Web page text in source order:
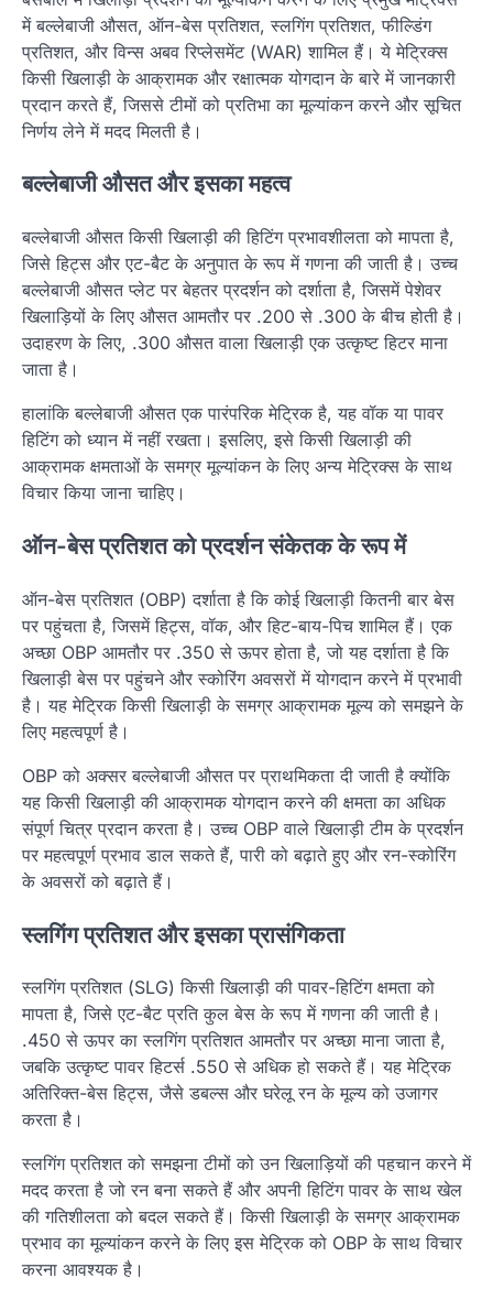
में बल्लेबाजी औसत, ऑन-बेस प्रतिशत, स्लगिंग प्रतिशत, फील्डिंग
प्रतिशत, और विन्स अबव रिप्लेसमेंट (WAR) शामिल हैं। ये मेट्रिक्स
किसी खिलाड़ी के आक्रामक और रक्षात्मक योगदान के बारे में जानकारी
प्रदान करते हैं, जिससे टीमों को प्रतिभा का मूल्यांकन करने और सूचित
निर्णय लेने में मदद मिलती है।
बल्लेबाजी औसत और इसका महत्व
बल्लेबाजी औसत किसी खिलाड़ी की हिटिंग प्रभावशीलता को मापता है,
जिसे हिट्स और एट-बैट के अनुपात के रूप में गणना की जाती है। उच्च
बल्लेबाजी औसत प्लेट पर बेहतर प्रदर्शन को दर्शाता है, जिसमें पेशेवर
खिलाड़ियों के लिए औसत आमतौर पर .200 से .300 के बीच होती है।
उदाहरण के लिए, .300 औसत वाला खिलाड़ी एक उत्कृष्ट हिटर माना
जाता है।
हालांकि बल्लेबाजी औसत एक पारंपरिक मेट्रिक है, यह वॉक या पावर
हिटिंग को ध्यान में नहीं रखता। इसलिए, इसे किसी खिलाड़ी की
आक्रामक क्षमताओं के समग्र मूल्यांकन के लिए अन्य मेट्रिक्स के साथ
विचार किया जाना चाहिए।
ऑन-बेस प्रतिशत को प्रदर्शन संकेतक के रूप में
ऑन-बेस प्रतिशत (OBP) दर्शाता है कि कोई खिलाड़ी कितनी बार बेस
पर पहुंचता है, जिसमें हिट्स, वॉक, और हिट-बाय-पिच शामिल हैं। एक
अच्छा OBP आमतौर पर .350 से ऊपर होता है, जो यह दर्शाता है कि
खिलाड़ी बेस पर पहुंचने और स्कोरिंग अवसरों में योगदान करने में प्रभावी
है। यह मेट्रिक किसी खिलाड़ी के समग्र आक्रामक मूल्य को समझने के
लिए महत्वपूर्ण है।
OBP को अक्सर बल्लेबाजी औसत पर प्राथमिकता दी जाती है क्योंकि
यह किसी खिलाड़ी की आक्रामक योगदान करने की क्षमता का अधिक
संपूर्ण चित्र प्रदान करता है। उच्च OBP वाले खिलाड़ी टीम के प्रदर्शन
पर महत्वपूर्ण प्रभाव डाल सकते हैं, पारी को बढ़ाते हुए और रन-स्कोरिंग
के अवसरों को बढ़ाते हैं।
स्लगिंग प्रतिशत और इसका प्रासंगिकता
स्लगिंग प्रतिशत (SLG) किसी खिलाड़ी की पावर-हिटिंग क्षमता को
मापता है, जिसे एट-बैट प्रति कुल बेस के रूप में गणना की जाती है।
.450 से ऊपर का स्लगिंग प्रतिशत आमतौर पर अच्छा माना जाता है,
जबकि उत्कृष्ट पावर हिटर्स .550 से अधिक हो सकते हैं। यह मेट्रिक
अतिरिक्त-बेस हिट्स, जैसे डबल्स और घरेलू रन के मूल्य को उजागर
करता है।
स्लगिंग प्रतिशत को समझना टीमों को उन खिलाड़ियों की पहचान करने में
मदद करता है जो रन बना सकते हैं और अपनी हिटिंग पावर के साथ खेल
की गतिशीलता को बदल सकते हैं। किसी खिलाड़ी के समग्र आक्रामक
प्रभाव का मूल्यांकन करने के लिए इस मेट्रिक को OBP के साथ विचार
करना आवश्यक है।